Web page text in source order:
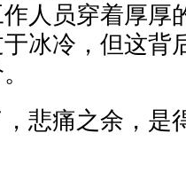
人员穿着厚厚
冰冷，但这背
悲痛之余，是